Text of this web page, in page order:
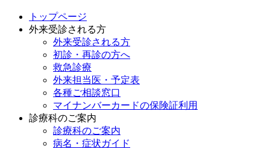
トップページ
外来受診される方
外来受診される方
初診・再診の方へ
救急診療
外来担当医・予定表
各種ご相談窓口
マイナンバーカードの保険証利用
診療科のご案内
診療科のご案内
病名・症状ガイド